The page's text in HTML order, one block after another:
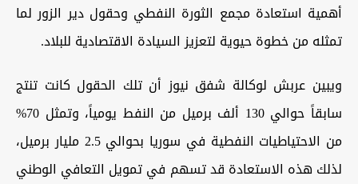
أهمية استعادة مجمع الثورة النفطي وحقول دير الزور لما
تمثله من خطوة حيوية لتعزيز السيادة الاقتصادية للبلاد.
ويبين عربش لوكالة شفق نيوز أن تلك الحقول كانت تنتج
سابقاً حوالي 130 ألف برميل من النفط يومياً، وتمثل 70%
من الاحتياطيات النفطية في سوريا بحوالي 2.5 مليار برميل،
لذلك هذه الاستعادة قد تسهم في تمويل التعافي الوطني